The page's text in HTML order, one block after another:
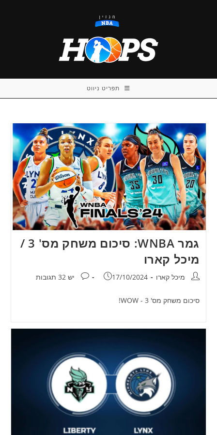
תפריט ניווט
גמר WNBA: סיכום משחק מס' 3 /
מיכל קארו
מחבר:מיכל קארו פורסם:
17/10/2024 תגובות:
יש 32 תגובות
סיכום משחק מס' 3 - WOW!